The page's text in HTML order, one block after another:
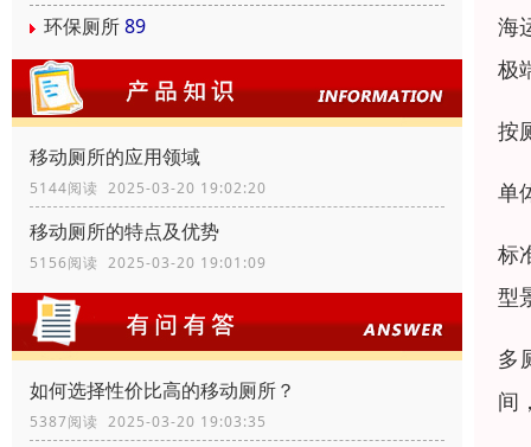
环保厕所89
移动厕所的应用领域
5144阅读 2025-03-20 19:02:20
移动厕所的特点及优势
5156阅读 2025-03-20 19:01:09
如何选择性价比高的移动厕所？
5387阅读 2025-03-20 19:03:35
海
极
按
单
标
型
多
间